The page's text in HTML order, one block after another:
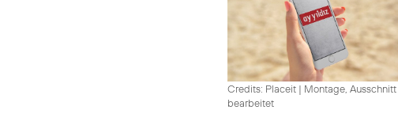
Credits: Placeit | Montage, Ausschnitt
bearbeitet